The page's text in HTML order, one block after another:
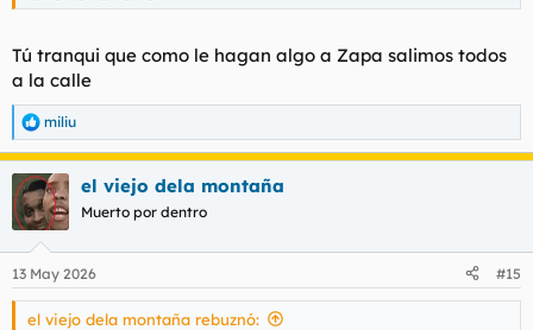
Tú tranqui que como le hagan algo a Zapa salimos todos
a la calle
R
e
a
c
c
i
e
s
miliu
el viejo dela montaña
Muerto por dentro
13 May 2026 #15
el viejo dela montaña rebuznó: